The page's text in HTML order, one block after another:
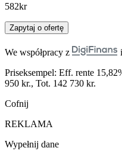
582kr
Zapytaj o ofertę
We współpracy z
i
Priseksempel: Eff. rente
950 kr., Tot. 142 730 kr.
Cofnij
REKLAMA
Wypełnij dane